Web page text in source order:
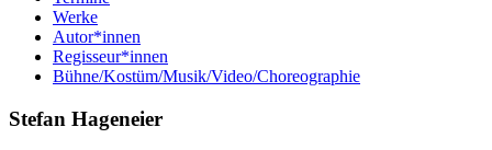
Werke
Autor*innen
Regisseur*innen
Bühne/Kostüm/Musik/Video/Choreographie
Stefan Hageneier